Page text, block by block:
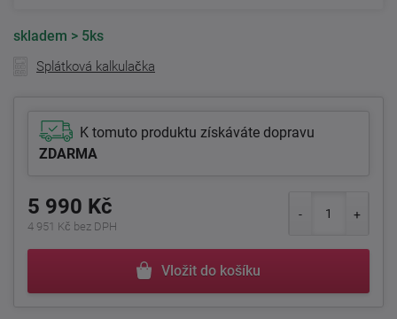
skladem > 5ks
Splátková kalkulačka
K tomuto produktu získáváte dopravu
ZDARMA
5 990 Kč
4 951 Kč bez DPH
Vložit do košíku